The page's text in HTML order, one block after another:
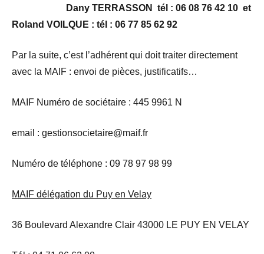
Dany TERRASSON tél : 06 08 76 42 10 et
Roland VOILQUE : tél : 06 77 85 62 92
Par la suite, c’est l’adhérent qui doit traiter directement
avec la MAIF : envoi de pièces, justificatifs…
MAIF Numéro de sociétaire : 445 9961 N
email : gestionsocietaire@maif.fr
Numéro de téléphone : 09 78 97 98 99
MAIF délégation du Puy en Velay
36 Boulevard Alexandre Clair 43000 LE PUY EN VELAY